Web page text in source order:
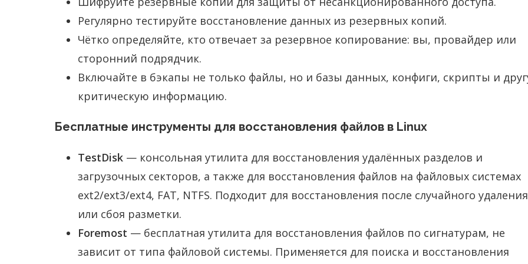
Регулярно тестируйте восстановление данных из резервных копий.
Чётко определяйте, кто отвечает за резервное копирование: вы, провайдер или
сторонний подрядчик.
Включайте в бэкапы не только файлы, но и базы данных, конфиги, скрипты и
критическую информацию.
Бесплатные инструменты для восстановления файлов в Linux
TestDisk — консольная утилита для восстановления удалённых разделов и
загрузочных секторов, а также для восстановления файлов на файловых системах
ext2/ext3/ext4, FAT, NTFS. Подходит для восстановления после случайного удаления
или сбоя разметки.
Foremost — бесплатная утилита для восстановления файлов по сигнатурам, не
зависит от типа файловой системы. Применяется для поиска и восстановления